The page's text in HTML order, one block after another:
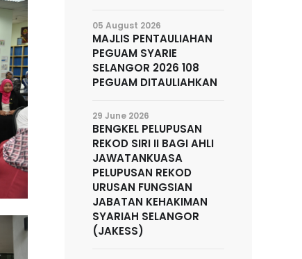
05 August 2026
MAJLIS PENTAULIAHAN
PEGUAM SYARIE
SELANGOR 2026 108
PEGUAM DITAULIAHKAN
29 June 2026
BENGKEL PELUPUSAN
REKOD SIRI II BAGI AHLI
JAWATANKUASA
PELUPUSAN REKOD
URUSAN FUNGSIAN
JABATAN KEHAKIMAN
SYARIAH SELANGOR
(JAKESS)